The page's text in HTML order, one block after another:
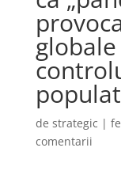
de strategic |
comentarii